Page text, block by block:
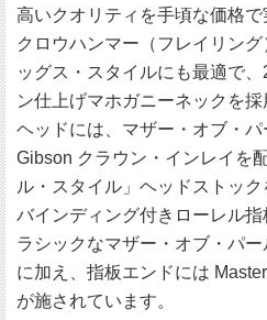
高いクオリティを手頃な価格で
クロウハンマー（フレイリン
ッグス・スタイルにも最適で
ン仕上げマホガニーネックを採
ヘッドには、マザー・オブ・
Gibson クラウン・インレイを
ル・スタイル」ヘッドストック
バインディング付きローレル
ラシックなマザー・オブ・パ
に加え、指板エンドには
が施されています。